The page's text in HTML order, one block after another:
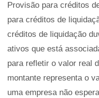
Provisão para créditos
para créditos de
créditos de liquidação
ativos que está
para refletir o valor real
montante representa o
uma empresa não